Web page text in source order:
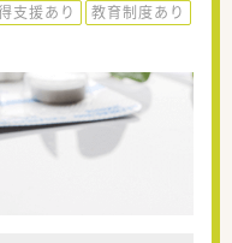
支援あり
教育制度あり